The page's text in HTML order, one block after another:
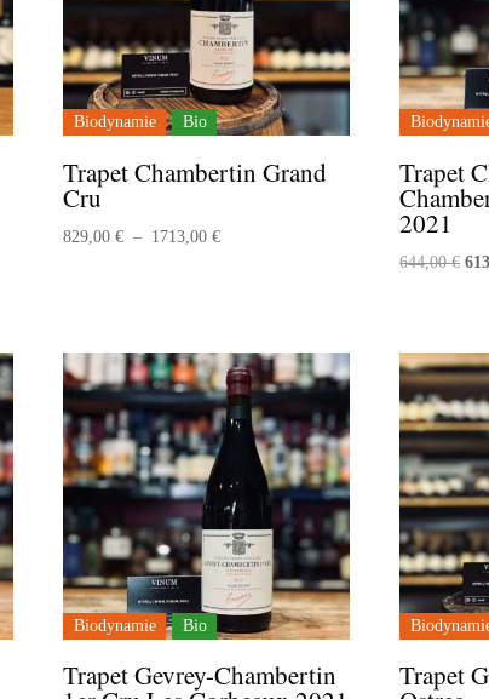
Biodynamie Bio
Trapet Chambertin Grand
Cru
829,00€ – 1713,00€Plage
1713,00 €
Trapet
2021
644,00€ Le
Biodynamie Bio
Trapet Gevrey-Chambertin Trapet